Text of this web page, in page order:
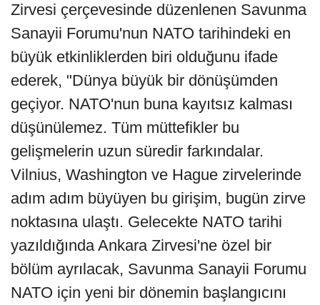
Zirvesi çerçevesinde düzenlenen Savunma
Sanayii Forumu'nun NATO tarihindeki en
büyük etkinliklerden biri olduğunu ifade
ederek, "Dünya büyük bir dönüşümden
geçiyor. NATO'nun buna kayıtsız kalması
düşünülemez. Tüm müttefikler bu
gelişmelerin uzun süredir farkındalar.
Vilnius, Washington ve Hague zirvelerinde
adım adım büyüyen bu girişim, bugün zirve
noktasına ulaştı. Gelecekte NATO tarihi
yazıldığında Ankara Zirvesi'ne özel bir
bölüm ayrılacak, Savunma Sanayii Forumu
NATO için yeni bir dönemin başlangıcını